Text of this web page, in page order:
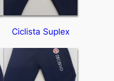
Ciclista Suplex